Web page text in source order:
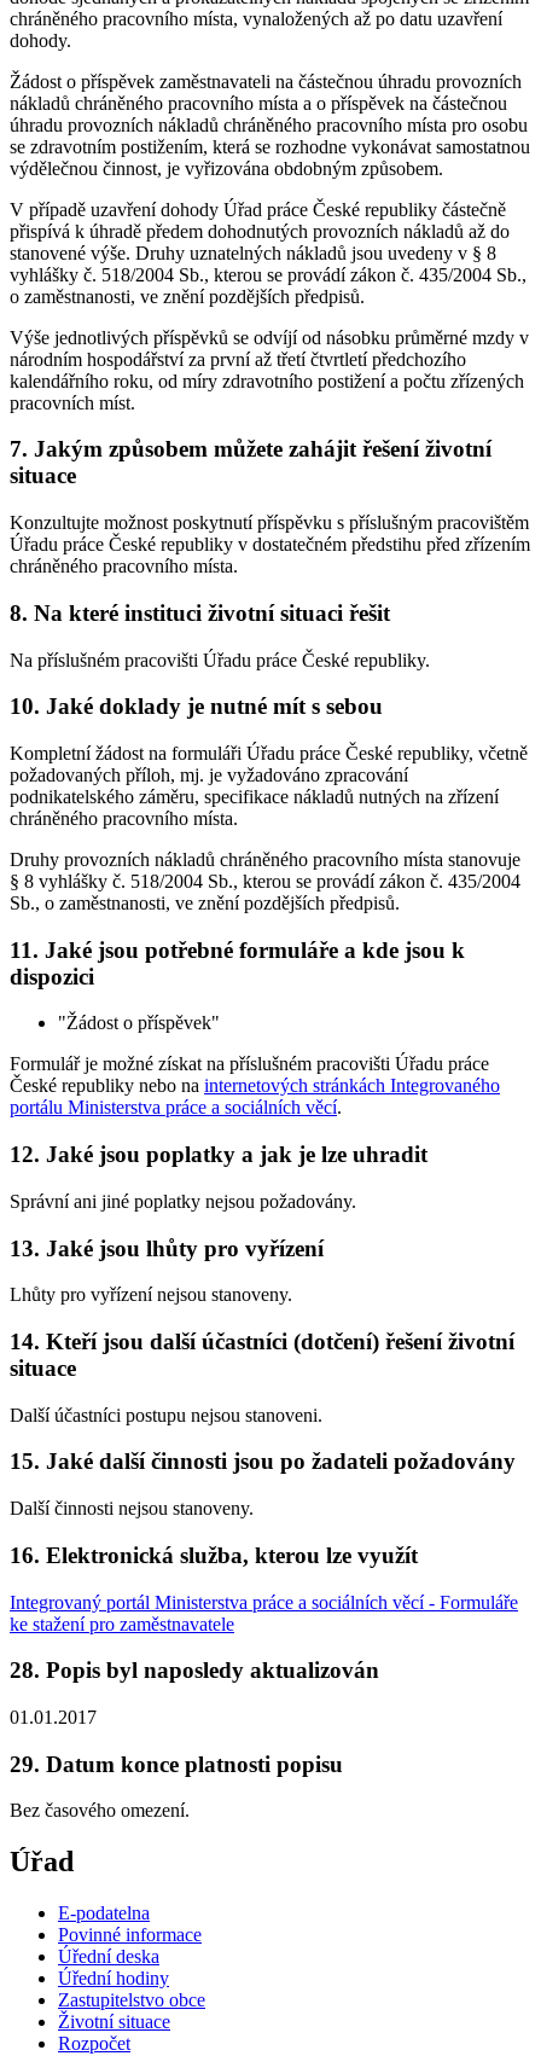
chráněného pracovního místa, vynaložených až po datu uzavření
dohody.
Žádost o příspěvek zaměstnavateli na částečnou úhradu provozních
nákladů chráněného pracovního místa a o příspěvek na částečnou
úhradu provozních nákladů chráněného pracovního místa pro osobu
se zdravotním postižením, která se rozhodne vykonávat samostatnou
výdělečnou činnost, je vyřizována obdobným způsobem.
V případě uzavření dohody Úřad práce České republiky částečně
přispívá k úhradě předem dohodnutých provozních nákladů až do
stanovené výše. Druhy uznatelných nákladů jsou uvedeny v § 8
vyhlášky č. 518/2004 Sb., kterou se provádí zákon č. 435/2004 Sb.,
o zaměstnanosti, ve znění pozdějších předpisů.
Výše jednotlivých příspěvků se odvíjí od násobku průměrné mzdy v
národním hospodářství za první až třetí čtvrtletí předchozího
kalendářního roku, od míry zdravotního postižení a počtu zřízených
pracovních míst.
7. Jakým způsobem můžete zahájit řešení životní
situace
Konzultujte možnost poskytnutí příspěvku s příslušným pracovištěm
Úřadu práce České republiky v dostatečném předstihu před zřízením
chráněného pracovního místa.
8. Na které instituci životní situaci řešit
Na příslušném pracovišti Úřadu práce České republiky.
10. Jaké doklady je nutné mít s sebou
Kompletní žádost na formuláři Úřadu práce České republiky, včetně
požadovaných příloh, mj. je vyžadováno zpracování
podnikatelského záměru, specifikace nákladů nutných na zřízení
chráněného pracovního místa.
Druhy provozních nákladů chráněného pracovního místa stanovuje
§ 8 vyhlášky č. 518/2004 Sb., kterou se provádí zákon č. 435/2004
Sb., o zaměstnanosti, ve znění pozdějších předpisů.
11. Jaké jsou potřebné formuláře a kde jsou k
dispozici
"Žádost o příspěvek"
Formulář je možné získat na příslušném pracovišti Úřadu práce
České republiky nebo na internetových stránkách Integrovaného
portálu Ministerstva práce a sociálních věcí.
12. Jaké jsou poplatky a jak je lze uhradit
Správní ani jiné poplatky nejsou požadovány.
13. Jaké jsou lhůty pro vyřízení
Lhůty pro vyřízení nejsou stanoveny.
14. Kteří jsou další účastníci (dotčení) řešení životní
situace
Další účastníci postupu nejsou stanoveni.
15. Jaké další činnosti jsou po žadateli požadovány
Další činnosti nejsou stanoveny.
16. Elektronická služba, kterou lze využít
Integrovaný portál Ministerstva práce a sociálních věcí - Formuláře
ke stažení pro zaměstnavatele
28. Popis byl naposledy aktualizován
01.01.2017
29. Datum konce platnosti popisu
Bez časového omezení.
Úřad
E-podatelna
Povinné informace
Úřední deska
Úřední hodiny
Zastupitelstvo obce
Životní situace
Rozpočet